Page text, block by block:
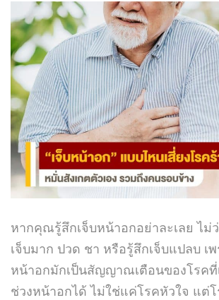
หากคุณรู้สึกเจ็บหน้าอกอย่าละเลย ไม่
เจ็บมาก ปวด ชา หรือรู้สึกเจ็บแปลบ เ
หน้าอกมักเป็นสัญญาณเตือนของโรคที่
ช่วงหน้าอกได้ ไม่ใช่แค่โรคหัวใจ แต่